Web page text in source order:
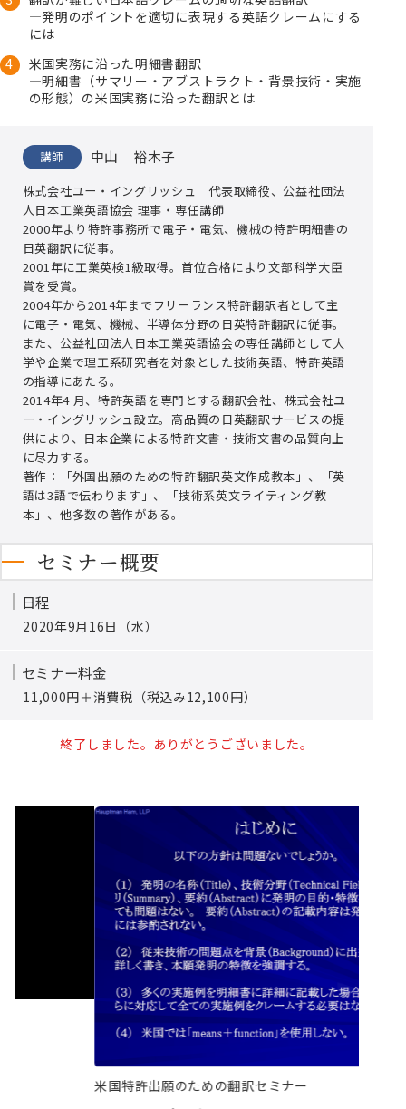
―発明のポイントを適切に表現する英語クレームにする
には
米国実務に沿った明細書翻訳
―明細書（サマリー・アブストラクト・背景技術・実施
の形態）の米国実務に沿った翻訳とは
講師 中山 裕木子
株式会社ユー・イングリッシュ 代表取締役、公益社団法
人日本工業英語協会 理事・専任講師
2000年より特許事務所で電子・電気、機械の特許明細書の
日英翻訳に従事。
2001年に工業英検1級取得。首位合格により文部科学大臣
賞を受賞。
2004年から2014年までフリーランス特許翻訳者として主
に電子・電気、機械、半導体分野の日英特許翻訳に従事。
また、公益社団法人日本工業英語協会の専任講師として大
学や企業で理工系研究者を対象とした技術英語、特許英語
の指導にあたる。
2014年4 月、特許英語を専門とする翻訳会社、株式会社ユ
ー・イングリッシュ設立。高品質の日英翻訳サービスの提
供により、日本企業による特許文書・技術文書の品質向上
に尽力する。
著作：「外国出願のための特許翻訳英文作成教本」、「英
語は3語で伝わります」、「技術系英文ライティング教
本」、他多数の著作がある。
セミナー概要
日程
2020年9月16日（水）
セミナー料金
11,000円＋消費税（税込み12,100円）
終了しました。ありがとうございました。
米国特許出願のための翻訳セミナー